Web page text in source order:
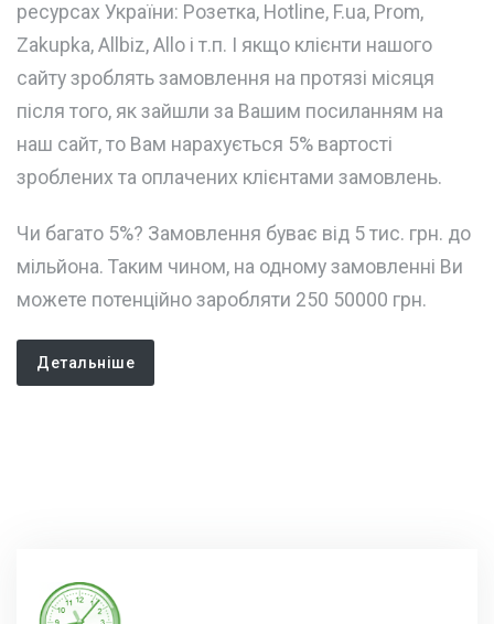
ресурсах України: Розетка, Hotline, F.ua, Prom,
Zakupka, Allbiz, Allo і т.п. І якщо клієнти нашого
сайту зроблять замовлення на протязі місяця
після того, як зайшли за Вашим посиланням на
наш сайт, то Вам нарахується 5% вартості
зроблених та оплачених клієнтами замовлень.
Чи багато 5%? Замовлення буває від 5 тис. грн. до
мільйона. Таким чином, на одному замовленні Ви
можете потенційно заробляти 250 50000 грн.
Детальніше